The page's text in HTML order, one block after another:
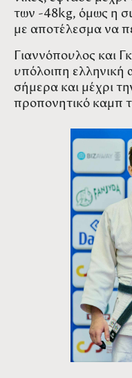
των -48kg, όμως η
με αποτέλεσμα να
Γιαννόπουλος και
υπόλοιπη
σήμερα και μέχρι
προπονητικό καμπ